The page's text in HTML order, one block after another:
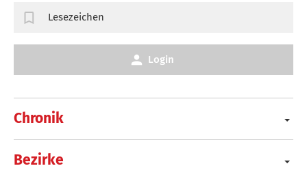
Chronik
Bezirke
Lesezeichen
Login